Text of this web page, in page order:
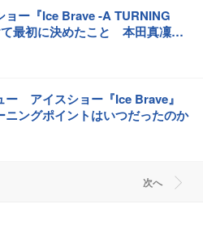
ョー『Ice Brave -A TURNING
最初に決めたこと 本田真凜と
い
ー アイスショー『Ice Brave』
ングポイントはいつだったのか
次へ